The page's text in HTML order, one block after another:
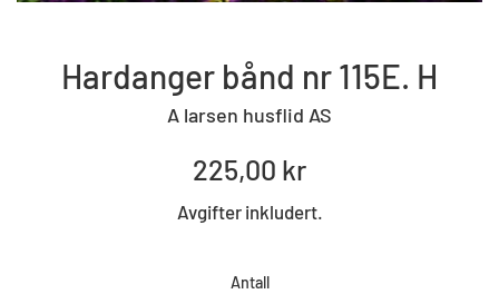
Hardanger bånd nr 115E. H
A larsen husflid AS
Standard
225,00 kr
Avgifter inkludert.
Antall